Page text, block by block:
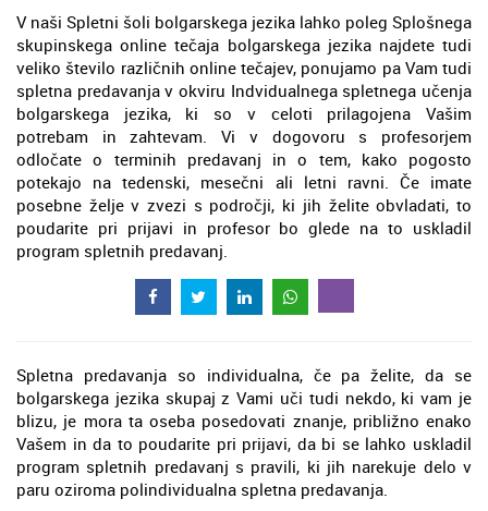
V naši Spletni šoli bolgarskega jezika lahko poleg Splošnega
skupinskega online tečaja bolgarskega jezika najdete tudi
veliko število različnih online tečajev, ponujamo pa Vam tudi
spletna predavanja v okviru Indvidualnega spletnega učenja
bolgarskega jezika, ki so v celoti prilagojena Vašim
potrebam in zahtevam. Vi v dogovoru s profesorjem
odločate o terminih predavanj in o tem, kako pogosto
potekajo na tedenski, mesečni ali letni ravni. Če imate
posebne želje v zvezi s področji, ki jih želite obvladati, to
poudarite pri prijavi in profesor bo glede na to uskladil
program spletnih predavanj.
Spletna predavanja so individualna, če pa želite, da se
bolgarskega jezika skupaj z Vami uči tudi nekdo, ki vam je
blizu, je mora ta oseba posedovati znanje, približno enako
Vašem in da to poudarite pri prijavi, da bi se lahko uskladil
program spletnih predavanj s pravili, ki jih narekuje delo v
paru oziroma polindividualna spletna predavanja.